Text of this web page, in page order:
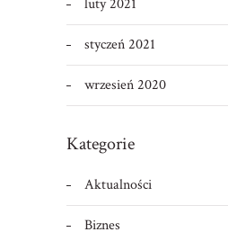
luty 2021
styczeń 2021
wrzesień 2020
Kategorie
Aktualności
Biznes